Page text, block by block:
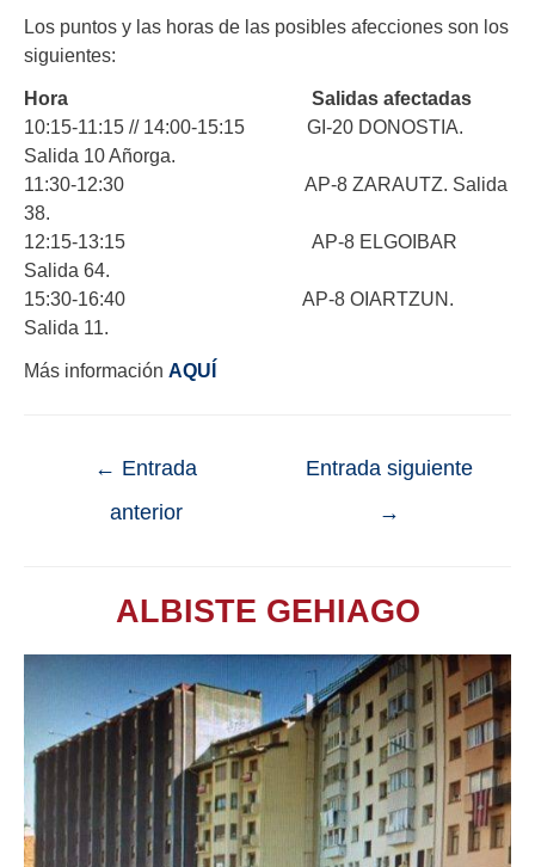
Los puntos y las horas de las posibles afecciones son los
siguientes:
Hora Salidas afectadas
10:15-11:15 // 14:00-15:15 GI-20 DONOSTIA.
Salida 10 Añorga.
11:30-12:30 AP-8 ZARAUTZ. Salida
38.
12:15-13:15 AP-8 ELGOIBAR
Salida 64.
15:30-16:40 AP-8 OIARTZUN.
Salida 11.
Más información AQUÍ
← Entrada
anterior
Entrada siguiente
→
ALBISTE GEHIAGO